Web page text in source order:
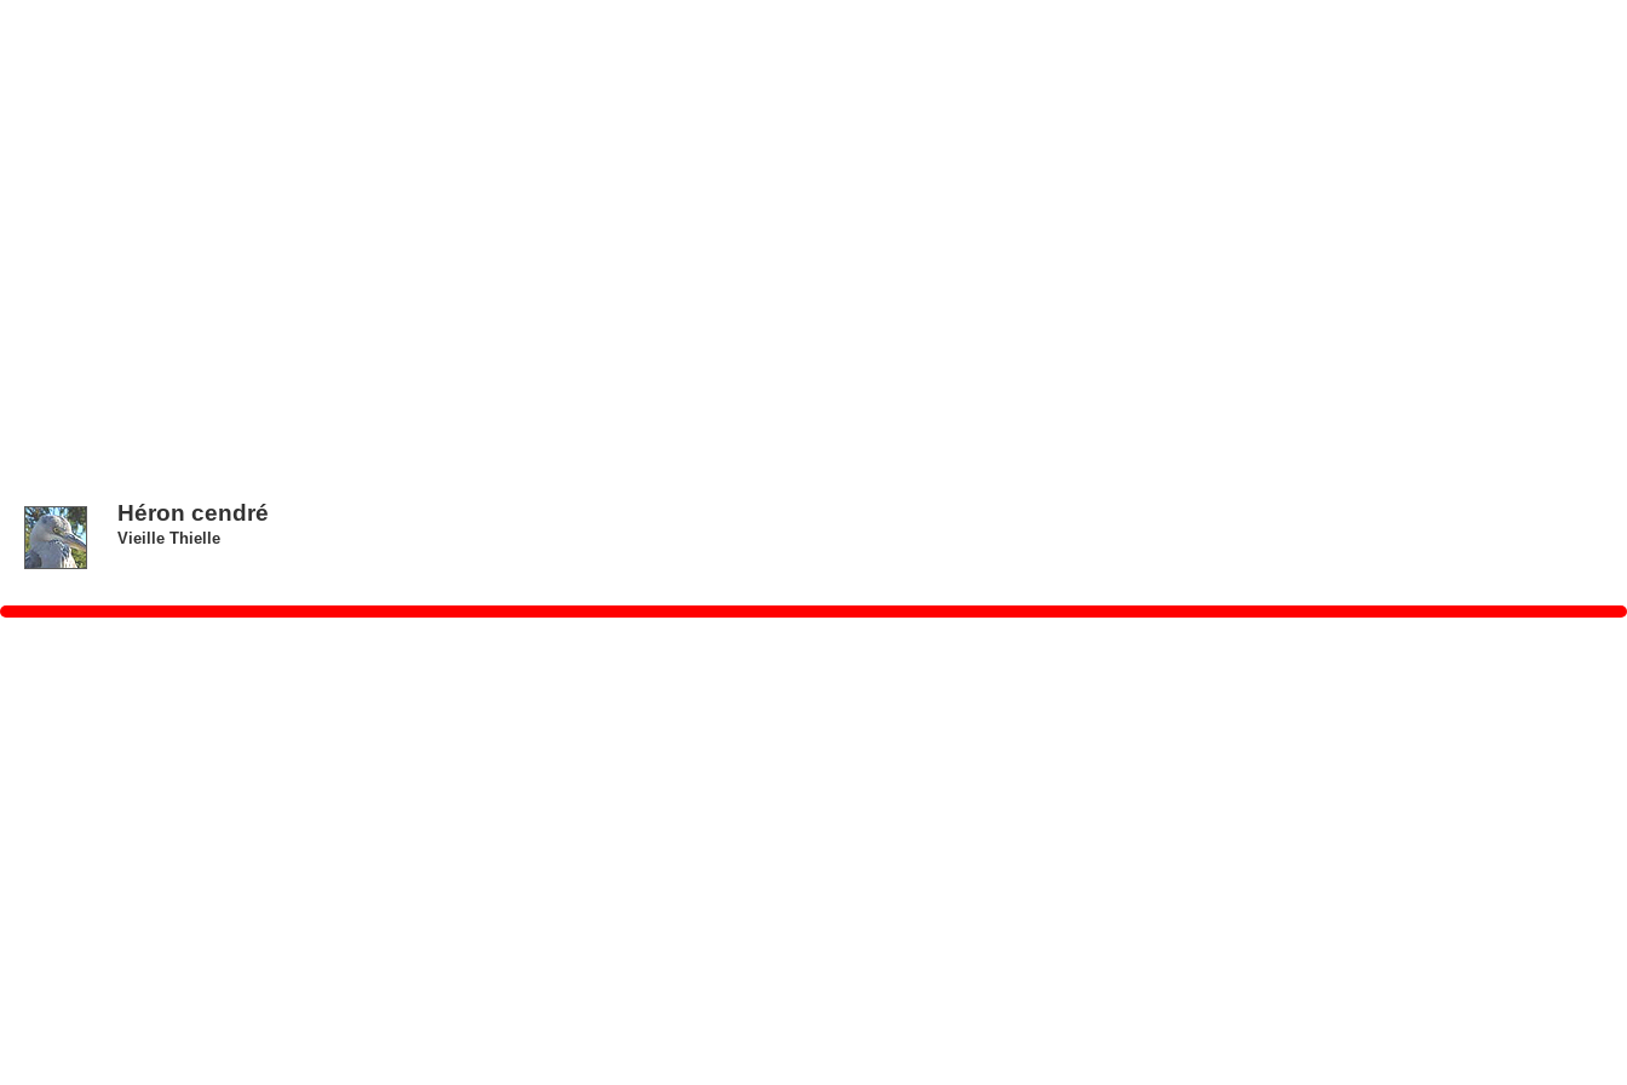
Héron cendré
Vieille Thielle